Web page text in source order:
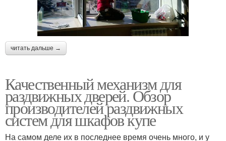
читать дальше →
Качественный механизм для
раздвижных дверей. Обзор
производителей раздвижных
систем для шкафов купе
На самом деле их в последнее время очень много, и у